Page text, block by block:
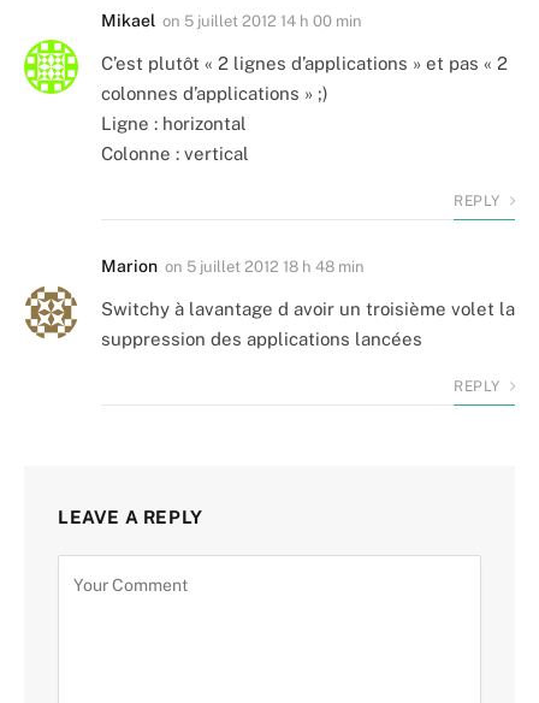
Mikael on 5 juillet 2012 14 h 00 min
C’est plutôt « 2 lignes d’applications » et pas « 2
colonnes d’applications » ;)
Ligne : horizontal
Colonne : vertical
REPLY
Marion on 5 juillet 2012 18 h 48 min
Switchy à lavantage d avoir un troisième volet la
suppression des applications lancées
REPLY
LEAVE A REPLY